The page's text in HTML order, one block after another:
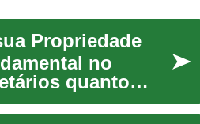
Propriedade
no
quanto